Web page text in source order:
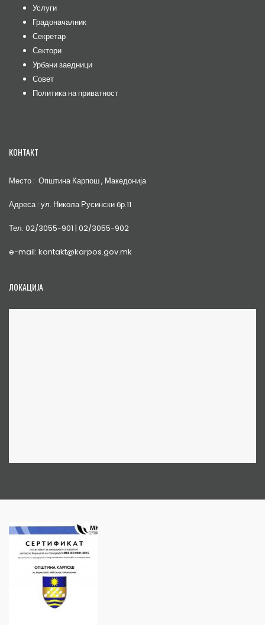
Услуги
Градоначалник
Секретар
Сектори
Урбани заедници
Совет
Политика на приватност
КОНТАКТ
Место : Општина Карпош , Македонија
Адреса : ул. Никола Русински бр.11
Тел. 02/3055-901 | 02/3055-902
e-mail: kontakt@karpos.gov.mk
ЛОКАЦИЈА